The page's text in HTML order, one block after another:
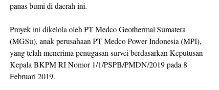
panas bumi di daerah ini.
Proyek ini dikelola oleh PT Medco Geothermal Sumatera
(MGSu), anak perusahaan PT Medco Power Indonesia (MPI),
yang telah menerima penugasan survei berdasarkan Keputusan
Kepala BKPM RI Nomor 1/1/PSPB/PMDN/2019 pada 8
Februari 2019.